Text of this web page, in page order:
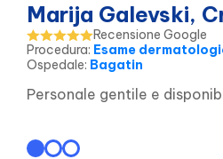
Marija Galevski,
Recensione Google
Procedura: Esame
Ospedale: Bagatin
Personale gentile e